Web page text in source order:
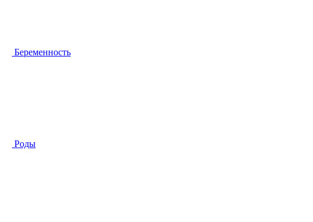
Беременность
Роды